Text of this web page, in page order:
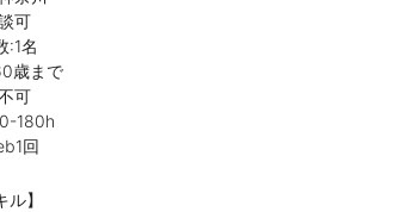
可
:1名
歳まで
可
180h
回
ル】